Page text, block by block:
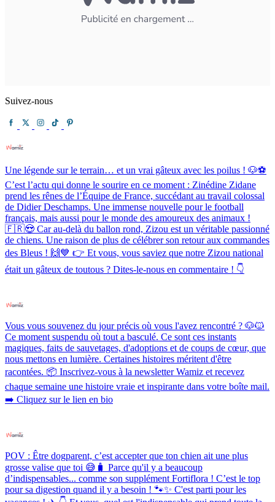
Suivez-nous
Une légende sur le terrain… et un vrai gâteux avec les poilus ! 🐶⚽️
C’est l’actu qui donne le sourire en ce moment : Zinédine Zidane
prend les rênes de l’Équipe de France, succédant au travail colossal
de Didier Deschamps. Une immense nouvelle pour le football
français, mais aussi pour le monde des amoureux des animaux !
🇫🇷😍 Car au-delà du ballon rond, Zizou est un véritable passionné
de chiens. Une raison de plus de célébrer son retour aux commandes
des Bleus ! 🙌💙 👉 Et vous, vous saviez que notre Zizou national
était un gâteux de toutous ? Dites-le-nous en commentaire ! 👇
Vous vous souvenez du jour précis où vous l'avez rencontré ? 🐶🐱
Ce moment suspendu où tout a basculé. Ce sont ces instants
magiques, faits de sauvetages, d'adoptions et de coups de cœur, que
nous mettons en lumière. Certaines histoires méritent d'être
racontées. 📦 Inscrivez-vous à la newsletter Wamiz et recevez
chaque semaine une histoire vraie et inspirante dans votre boîte mail.
➡️ Cliquez sur le lien en bio
POV : Être dogparent, c’est accepter que ton chien ait une plus
grosse valise que toi 😅🧳 Parce qu'il y a beaucoup
d’indispensables... comme son supplément Fortiflora ! C’est le top
pour sa digestion quand il y a besoin ! 🐾✨ C'est parti pour les